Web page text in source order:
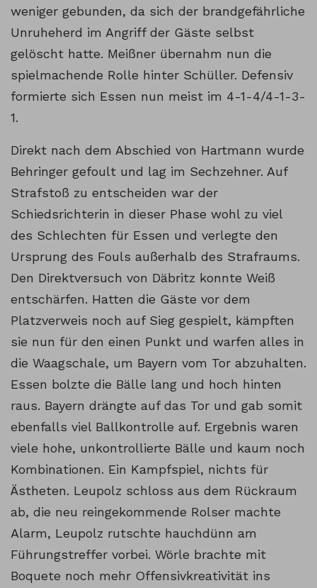
weniger gebunden, da sich der brandgefährliche
Unruheherd im Angriff der Gäste selbst
gelöscht hatte. Meißner übernahm nun die
spielmachende Rolle hinter Schüller. Defensiv
formierte sich Essen nun meist im 4-1-4/4-1-3-
1.
Direkt nach dem Abschied von Hartmann wurde
Behringer gefoult und lag im Sechzehner. Auf
Strafstoß zu entscheiden war der
Schiedsrichterin in dieser Phase wohl zu viel
des Schlechten für Essen und verlegte den
Ursprung des Fouls außerhalb des Strafraums.
Den Direktversuch von Däbritz konnte Weiß
entschärfen. Hatten die Gäste vor dem
Platzverweis noch auf Sieg gespielt, kämpften
sie nun für den einen Punkt und warfen alles in
die Waagschale, um Bayern vom Tor abzuhalten.
Essen bolzte die Bälle lang und hoch hinten
raus. Bayern drängte auf das Tor und gab somit
ebenfalls viel Ballkontrolle auf. Ergebnis waren
viele hohe, unkontrollierte Bälle und kaum noch
Kombinationen. Ein Kampfspiel, nichts für
Ästheten. Leupolz schloss aus dem Rückraum
ab, die neu reingekommende Rolser machte
Alarm, Leupolz rutschte hauchdünn am
Führungstreffer vorbei. Wörle brachte mit
Boquete noch mehr Offensivkreativität ins